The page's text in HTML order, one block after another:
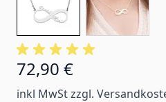
72,90 €
inkl MwSt zzgl.